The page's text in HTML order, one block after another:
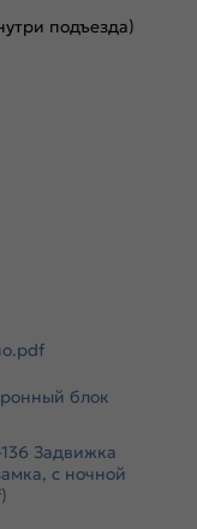
100/110
и магнитный
коробе, 6 в полотне
пенополистирол
3221, Guardian 3201
подъезда)
блок
Задвижка
с ночной